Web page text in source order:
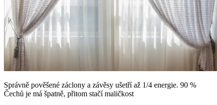
Správně pověšené záclony a závěsy ušetří až 1/4 energie. 90 %
Čechů je má špatně, přitom stačí maličkost